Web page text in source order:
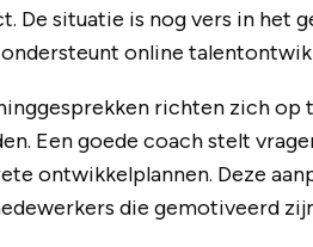
De situatie is nog vers in het
ondersteunt online
richten zich op
Een goede coach stelt
ontwikkelplannen. Deze
die gemotiveerd